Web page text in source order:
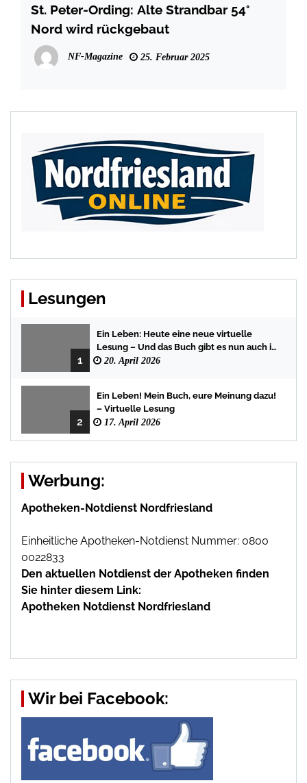
St. Peter-Ording: Alte Strandbar 54°
Nord wird rückgebaut
NF-Magazine 25. Februar 2025
Lesungen
1
Ein Leben: Heute eine neue virtuelle
Lesung – Und das Buch gibt es nun auch in
der Bredstedter Stadtbuchhandlung
20. April 2026
2
Ein Leben! Mein Buch, eure Meinung dazu!
– Virtuelle Lesung
17. April 2026
Werbung:
Apotheken-Notdienst Nordfriesland
Einheitliche Apotheken-Notdienst Nummer: 0800
0022833
Den aktuellen Notdienst der Apotheken finden
Sie hinter diesem Link:
Apotheken Notdienst Nordfriesland
Wir bei Facebook: